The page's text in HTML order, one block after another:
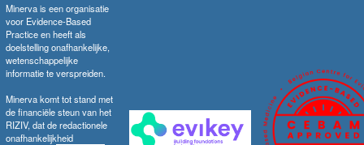
Minerva is een organisatie
voor Evidence-Based
Practice en heeft als
doelstelling onafhankelijke,
wetenschappelijke
informatie te verspreiden.
Minerva komt tot stand met
de financiële steun van het
RIZIV, dat de redactionele
onafhankelijkheid